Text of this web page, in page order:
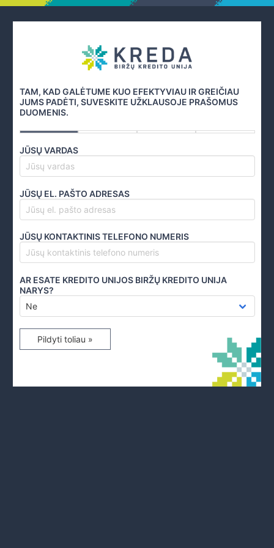
TAM, KAD GALĖTUME KUO EFEKTYVIAU IR GREIČIAU
JUMS PADĖTI, SUVESKITE UŽKLAUSOJE PRAŠOMUS
DUOMENIS.
JŪSŲ VARDAS
JŪSŲ EL. PAŠTO ADRESAS
JŪSŲ KONTAKTINIS TELEFONO NUMERIS
AR ESATE KREDITO UNIJOS BIRŽŲ KREDITO UNIJA
NARYS?
Pildyti toliau »